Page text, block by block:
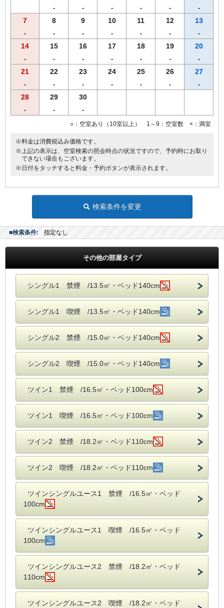
※営業時間の関係上、19時までのご到着、19時30分までにご来店くだ
さいませ。
※仕入れの状況よって内容が変更になる場合がございます。
【おことわり】 飛鳥鍋御膳は、関西出身の料理長によるご宿泊者限
定メニューです。恐れ入りますが、２食付きご宿泊プランよりのみの
- - - - - -
7
-
8
-
9
-
10
-
11
-
12
-
13
-
14
-
15
-
16
-
17
-
18
-
19
-
20
-
21
-
22
-
23
-
24
-
25
-
26
-
27
-
28
-
29
-
30
-
○：空室あり（10室以上） 1～9：空室数 ×：満室
※料金は消費税込み価格です。
※上記の表示は、空室検索の照会時点の状況ですので、予約時にお取り
できない場合もございます。
※日付をタッチすると料金・予約ボタンが表示されます。
検索条件を変更
■検索条件: 指定なし
その他の部屋タイプ
シングル1 禁煙 /13.5㎡・ベッド140cm
シングル1 喫煙 /13.5㎡・ベッド140cm
シングル2 禁煙 /15.0㎡・ベッド140cm
シングル2 喫煙 /15.0㎡・ベッド140cm
ツイン1 禁煙 /16.5㎡・ベッド100cm
ツイン1 喫煙 /16.5㎡・ベッド100cm
ツイン2 禁煙 /18.2㎡・ベッド110cm
ツイン2 喫煙 /18.2㎡・ベッド110cm
ツインシングルユース1 禁煙 /16.5㎡・ベッド
100cm
ツインシングルユース1 喫煙 /16.5㎡・ベッド
100cm
ツインシングルユース2 禁煙 /18.2㎡・ベッド
110cm
ツインシングルユース2 喫煙 /18.2㎡・ベッド